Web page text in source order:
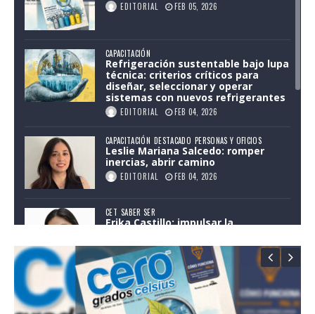
EDITORIAL FEB 05, 2026
CAPACITACIÓN
Refrigeración sustentable bajo lupa
técnica: criterios críticos para
diseñar, seleccionar y operar
sistemas con nuevos refrigerantes
EDITORIAL FEB 04, 2026
CAPACITACIÓN DESTACADO PERSONAS Y OFICIOS
Leslie Mariana Salcedo: romper
inercias, abrir camino
EDITORIAL FEB 04, 2026
CET SABER SER
Erika Castillo: impulsar la
EDITORIAL FEB 04, 2026
¿CÓMO FUNCIONA?
Aceites, compatibilidad y errores
silenciosos que acortan la vida del